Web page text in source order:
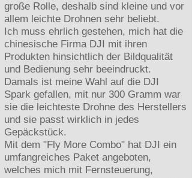
große Rolle, deshalb sind kleine und vor
allem leichte Drohnen sehr beliebt.
Ich muss ehrlich gestehen, mich hat die
chinesische Firma DJI mit ihren
Produkten hinsichtlich der Bildqualität
und Bedienung sehr beeindruckt.
Damals ist meine Wahl auf die DJI
Spark gefallen, mit nur 300 Gramm war
sie die leichteste Drohne des Herstellers
und sie passt wirklich in jedes
Gepäckstück.
Mit dem "Fly More Combo" hat DJI ein
umfangreiches Paket angeboten,
welches mich mit Fernsteuerung,